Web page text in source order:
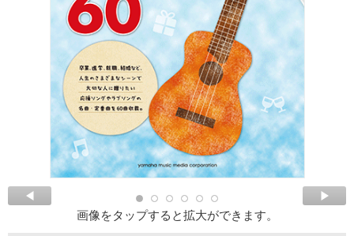
画像をタップすると拡大ができます。